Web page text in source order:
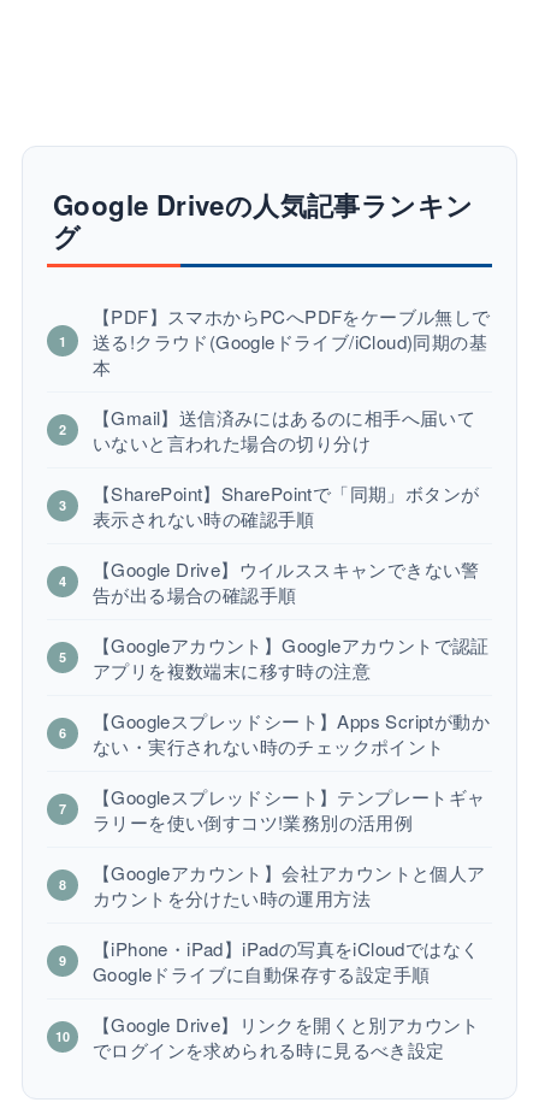
Google Driveの人気記事ランキン
グ
【PDF】スマホからPCへPDFをケーブル無しで
送る!クラウド(Googleドライブ/iCloud)同期の基
本
【Gmail】送信済みにはあるのに相手へ届いて
いないと言われた場合の切り分け
【SharePoint】SharePointで「同期」ボタンが
表示されない時の確認手順
【Google Drive】ウイルススキャンできない警
告が出る場合の確認手順
【Googleアカウント】Googleアカウントで認証
アプリを複数端末に移す時の注意
【Googleスプレッドシート】Apps Scriptが動か
ない・実行されない時のチェックポイント
【Googleスプレッドシート】テンプレートギャ
ラリーを使い倒すコツ!業務別の活用例
【Googleアカウント】会社アカウントと個人ア
カウントを分けたい時の運用方法
【iPhone・iPad】iPadの写真をiCloudではなく
Googleドライブに自動保存する設定手順
【Google Drive】リンクを開くと別アカウント
でログインを求められる時に見るべき設定